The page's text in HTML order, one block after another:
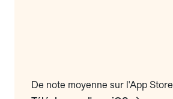
De note moyenne sur l'App Store